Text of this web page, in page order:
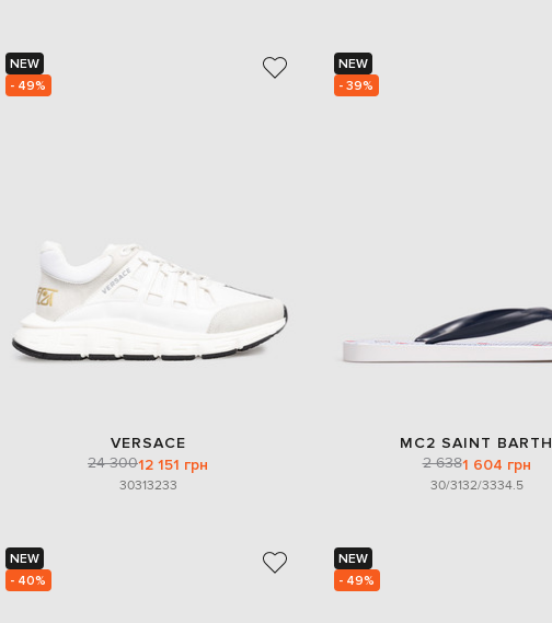
NEW
- 49%
VERSACE
24 30012 151 грн
30313233
NEW
- 39%
MC2 SAINT BARTH
2 6381 604 грн
30/3132/3334.5
NEW
- 40%
NEW
- 49%